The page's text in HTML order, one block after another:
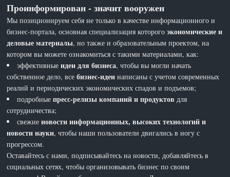
Проинформирован - значит вооружен
Мы позиционируем себя не только в качестве информационного и
бизнес-портала, основная специализация которогоэкономические и
деловые материалы, но также и образовательным проектом, на
котором вы можете ознакомиться с такими материалами, как:
эффективныеидеи для бизнеса, чтобы вы могли начать
собственное дело, всебизнес-идеи написаны с учетом современных
реалий и периодических экономических спадов и подъемов;
подробныепресс-релизы компаний и продуктов для
сотрудничества;
свежиеновости информационных, высоких технологий и
новости науки, чтобы наши пользователи двигались в ногу с
прогрессом.
Оставайтесь с нами, подписывайтесь на новости, добавляйтесь в
социальных сетях, чтобы организовывать бизнес по своим